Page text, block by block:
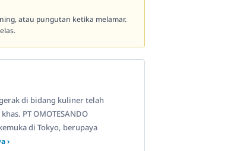
atau pungutan ketika melamar.
di bidang kuliner telah
PT OMOTESANDO
di Tokyo, berupaya
›